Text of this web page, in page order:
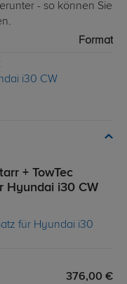
- so können Sie
Format
i30 CW
+ TowTec
Hyundai i30 CW
376,00 €